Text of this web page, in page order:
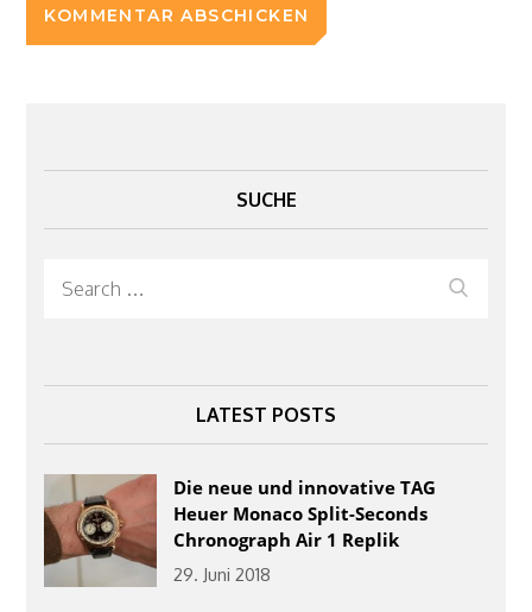
SUCHE
Search
LATEST POSTS
Die neue und innovative TAG
Heuer Monaco Split-Seconds
Chronograph Air 1 Replik
29. Juni 2018